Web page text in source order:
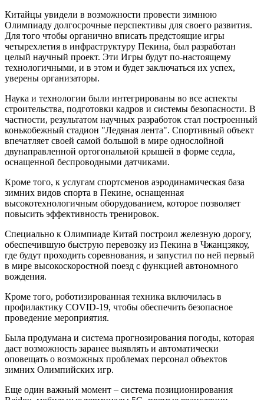
Китайцы увидели в возможности провести зимнюю
Олимпиаду долгосрочные перспективы для своего развития.
Для того чтобы органично вписать предстоящие игры
четырехлетия в инфраструктуру Пекина, был разработан
целый научный проект. Эти Игры будут по-настоящему
технологичными, и в этом и будет заключаться их успех,
уверены организаторы.
Наука и технологии были интегрированы во все аспекты
строительства, подготовки кадров и системы безопасности. В
частности, результатом научных разработок стал построенный
конькобежный стадион "Ледяная лента". Спортивный объект
впечатляет своей самой большой в мире однослойной
двунаправленной ортогональной крышей в форме седла,
оснащенной беспроводными датчиками.
Кроме того, к услугам спортсменов аэродинамическая база
зимних видов спорта в Пекине, оснащенная
высокотехнологичным оборудованием, которое позволяет
повысить эффективность тренировок.
Специально к Олимпиаде Китай построил железную дорогу,
обеспечившую быструю перевозку из Пекина в Чжанцзякоу,
где будут проходить соревнования, и запустил по ней первый
в мире высокоскоростной поезд с функцией автономного
вождения.
Кроме того, роботизированная техника включилась в
профилактику COVID-19, чтобы обеспечить безопасное
проведение мероприятия.
Была продумана и система прогнозирования погоды, которая
даст возможность заранее выявлять и автоматически
оповещать о возможных проблемах персонал объектов
зимних Олимпийских игр.
Еще один важный момент – система позиционирования